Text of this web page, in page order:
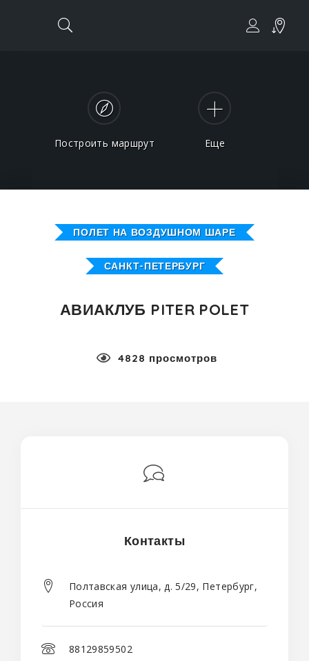
Построить маршрут Еще
ПОЛЕТ НА ВОЗДУШНОМ ШАРЕ
САНКТ-ПЕТЕРБУРГ
АВИАКЛУБ PITER POLET
4828 просмотров
Контакты
Полтавская улица, д. 5/29, Петербург,
Россия
88129859502